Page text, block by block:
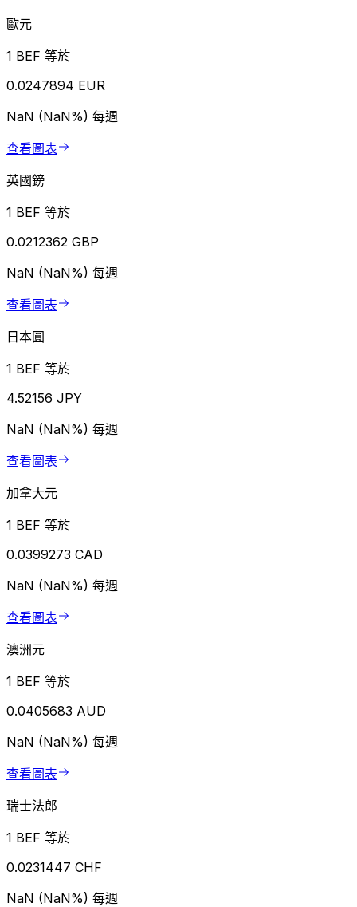
歐元
1 BEF 等於
0.0247894 EUR
NaN (NaN%) 每週
查看圖表
英國鎊
1 BEF 等於
0.0212362 GBP
NaN (NaN%) 每週
查看圖表
日本圓
1 BEF 等於
4.52156 JPY
NaN (NaN%) 每週
查看圖表
加拿大元
1 BEF 等於
0.0399273 CAD
NaN (NaN%) 每週
查看圖表
澳洲元
1 BEF 等於
0.0405683 AUD
NaN (NaN%) 每週
查看圖表
瑞士法郎
1 BEF 等於
0.0231447 CHF
NaN (NaN%) 每週